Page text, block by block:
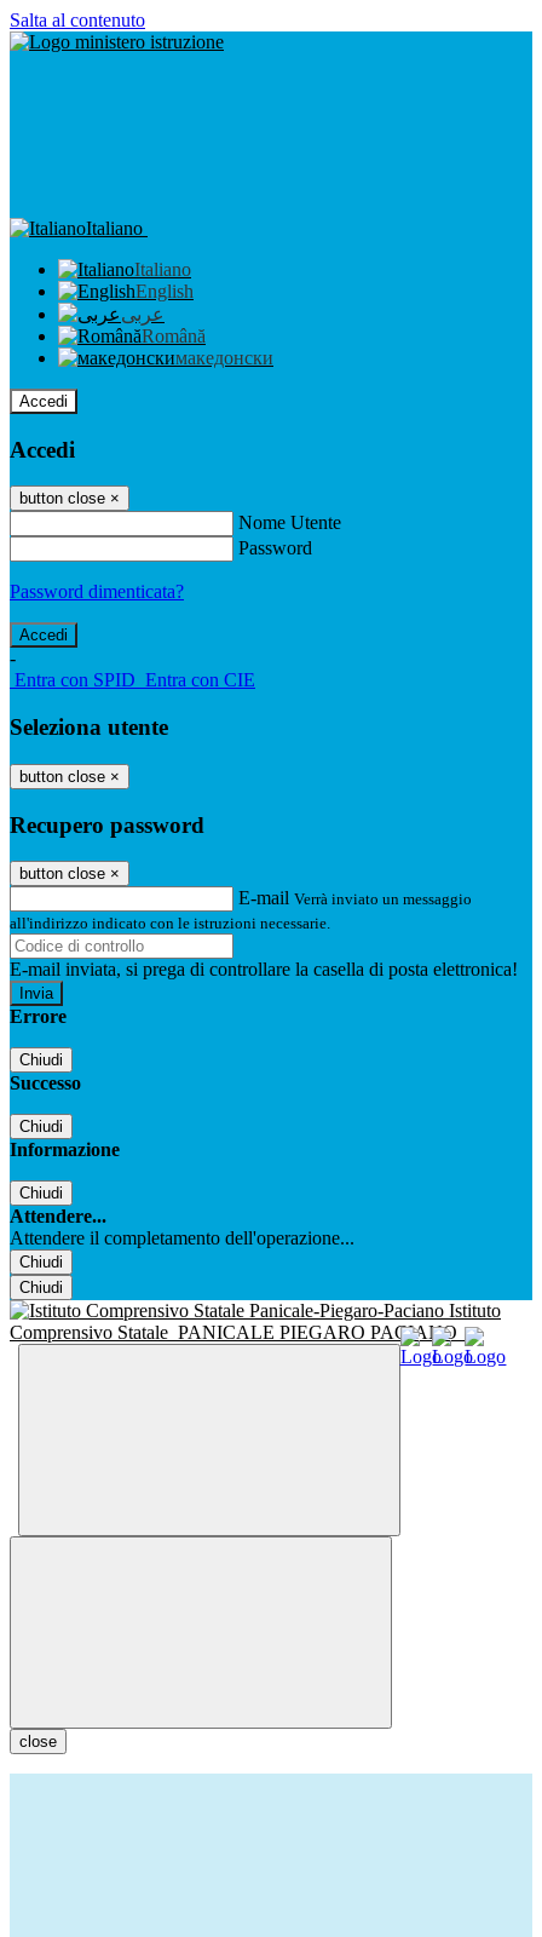
Salta al contenuto
Italiano
Italiano
English
عربى
Română
македонски
Accedi
Accedi
button close ×
Nome Utente
Password
Password dimenticata?
-
Entra con SPID Entra con CIE
Seleziona utente
button close ×
Recupero password
button close ×
E-mail Verrà inviato un messaggio
all'indirizzo indicato con le istruzioni necessarie.
E-mail inviata, si prega di controllare la casella di posta elettronica!
Errore
Chiudi
Successo
Chiudi
Informazione
Chiudi
Attendere...
Attendere il completamento dell'operazione...
Chiudi
Chiudi
Istituto
Comprensivo Statale PANICALE PIEGARO PACIANO
close